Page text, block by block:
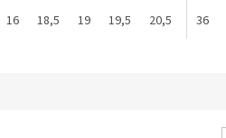
"Žirafou", jsou vyrobené ze...
16 18,5 19 19,5 20,5 21
36